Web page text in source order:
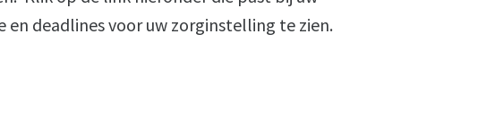
deadlines voor uw zorginstelling te zien.